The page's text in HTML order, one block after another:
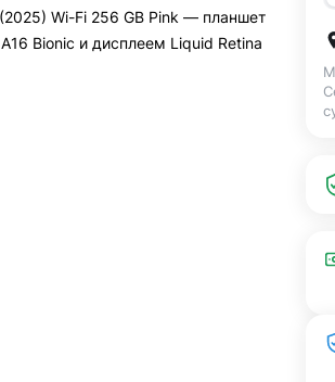
Wi-Fi 256 GB Pink — планшет
Bionic и дисплеем Liquid Retina